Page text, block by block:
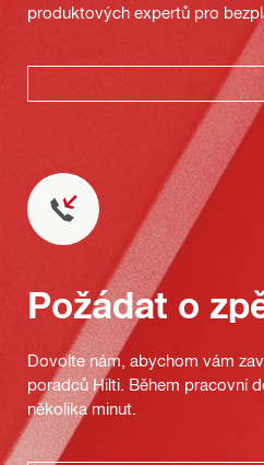
produktových expertů pro
Požádat o
Dovolte nám, abychom vám
poradců Hilti. Během pracovní
několika minut.